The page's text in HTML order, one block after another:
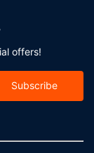
offers!
Subscribe